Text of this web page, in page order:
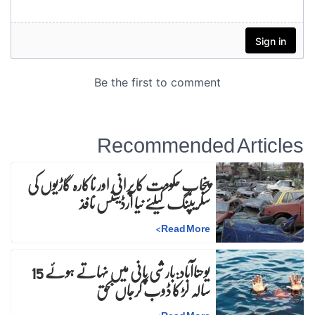
Recommended Articles
پنجاب حکومت کا پرانی اور ناکارہ گاڑیوں کی
سکریپنگ کیلئے نیا آرڈیننس نافذ
Read More
>
یوحناآباد:بارشی پانی میں نہاتے ہوئے 15 سالہ لڑکا ڈوب کرجاں بحق